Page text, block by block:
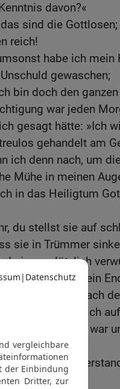
davon?«
das sind die
reich!
habe ich mein
gewaschen;
bin doch den
war jeden
gesagt hätte: »Ich
gehandelt am
ich denn nach, um
Mühe in meinen
in das Heiligtum
du stellst sie auf
sie in Trümmer
sie so plötzlich
und haben ein
einen Traum nach
Herr, wenn du dich
Herz verbittert war
ich töricht und
dich.